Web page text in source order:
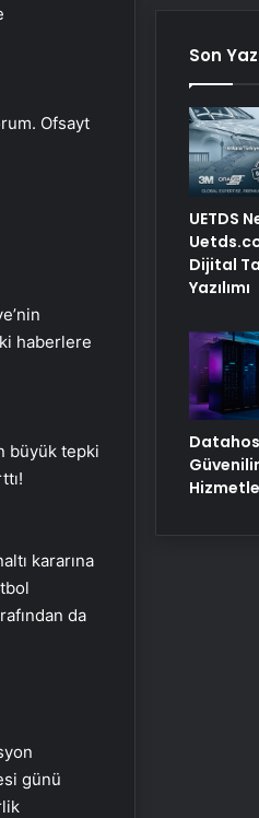
Ofsayt
haberlere
kararına
da
günü
Son
UETDS
Dijital
Yazılımı